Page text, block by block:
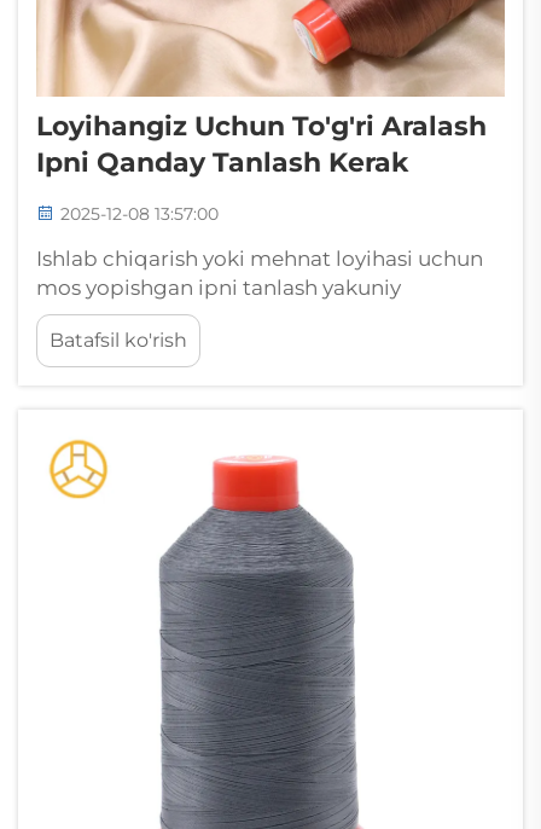
Loyihangiz Uchun To'g'ri Aralash
Ipni Qanday Tanlash Kerak
2025-12-08 13:57:00
Ishlab chiqarish yoki mehnat loyihasi uchun
mos yopishgan ipni tanlash yakuniy
mahsulotning chidamliligi, tashqi ko'rinishi
va ishlashiga bevosita ta'sir qiladigan bir
nechta omillarni e'tibor bilan ko'rib chiqishni
Batafsil ko'rish